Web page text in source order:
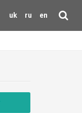
uk ru en